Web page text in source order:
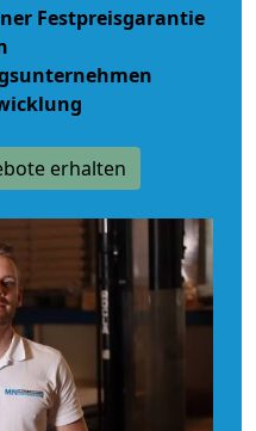
Festpreisgarantie
erhalten